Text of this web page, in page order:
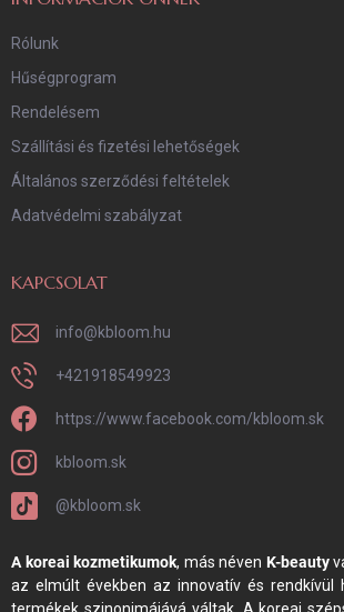
Rólunk
Hűségprogram
Rendelésem
Szállítási és fizetési lehetőségek
Általános szerződési feltételek
Adatvédelmi szabályzat
KAPCSOLAT
info@kbloom.hu
+421918549923
https://www.facebook.com/kbloom.sk
kbloom.sk
@kbloom.sk
A koreai kozmetikumok, más néven K-beauty
az elmúlt években az innovatív és rendkívül